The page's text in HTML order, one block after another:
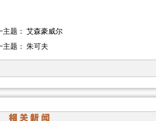
主题： 艾森豪威尔
主题： 朱可夫